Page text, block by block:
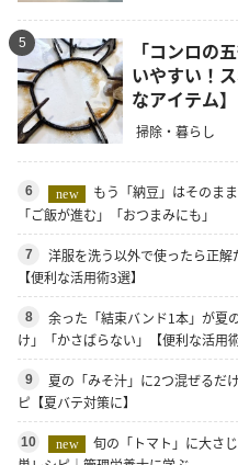
5
「コンロの
いやすい！
なアイテム】
掃除・暮らし
6 new
もう「納豆」はそのま
「ご飯が進む」「おつまみにも」
7
洋服を洗う以外で使ったら正
【便利な活用術3選】
8
余った「結束バンド1本」が夏
け」「かさばらない」【便利な活用術
9
夏の「みそ汁」に2つ混ぜるだ
ピ【夏バテ対策に】
10 new
旬の「トマト」に大さ